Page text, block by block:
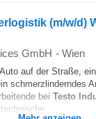
(m/w/d)
GmbH - Wien
auf der Straße,
schmerzlinderndes
bei Testo